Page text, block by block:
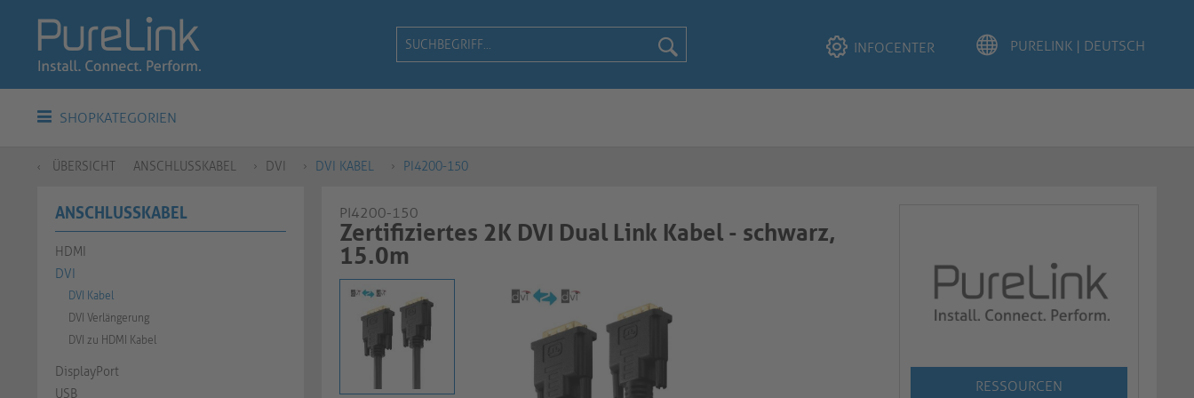
INFOCENTER
SHOPKATEGORIEN
ÜBERSICHT ANSCHLUSSKABEL DVI DVI KABEL PI4200-150
ANSCHLUSSKABEL
HDMI
DVI
DVI Kabel
DVI Verlängerung
DVI zu HDMI Kabel
DisplayPort
USB
PI4200-150
Zertifiziertes 2K DVI Dual Link Kabel - schwarz,
15.0m
RESSOURCEN